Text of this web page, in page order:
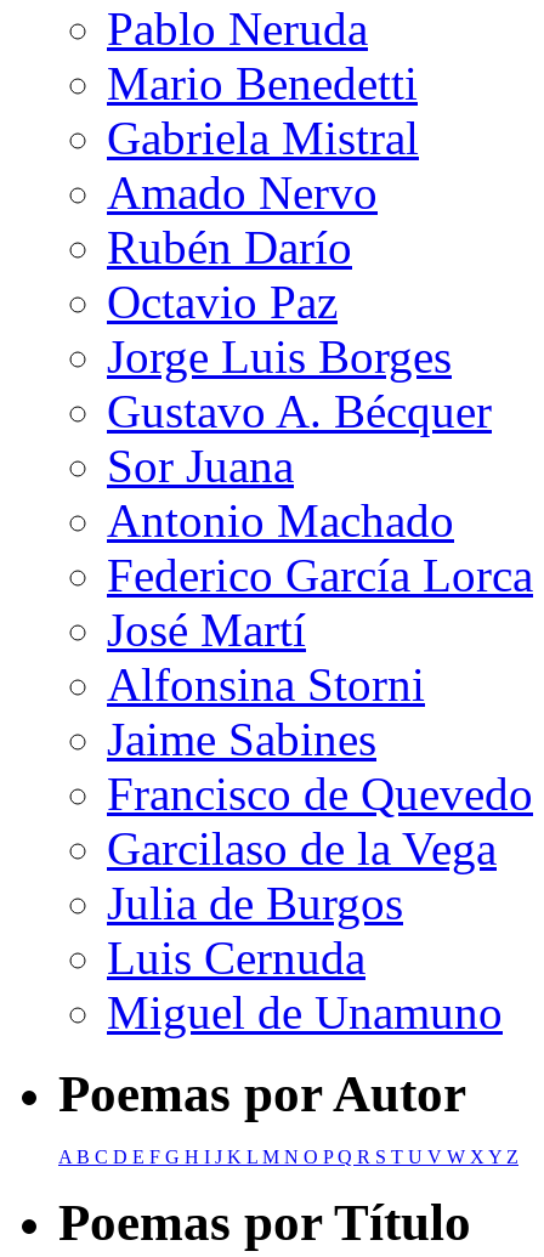
Pablo Neruda
Mario Benedetti
Gabriela Mistral
Amado Nervo
Rubén Darío
Octavio Paz
Jorge Luis Borges
Gustavo A. Bécquer
Sor Juana
Antonio Machado
Federico García Lorca
José Martí
Alfonsina Storni
Jaime Sabines
Francisco de Quevedo
Garcilaso de la Vega
Julia de Burgos
Luis Cernuda
Miguel de Unamuno
Poemas por Autor
AB C D E F G H I J K L M N O PQ R S T U V W XY Z
Poemas por Título